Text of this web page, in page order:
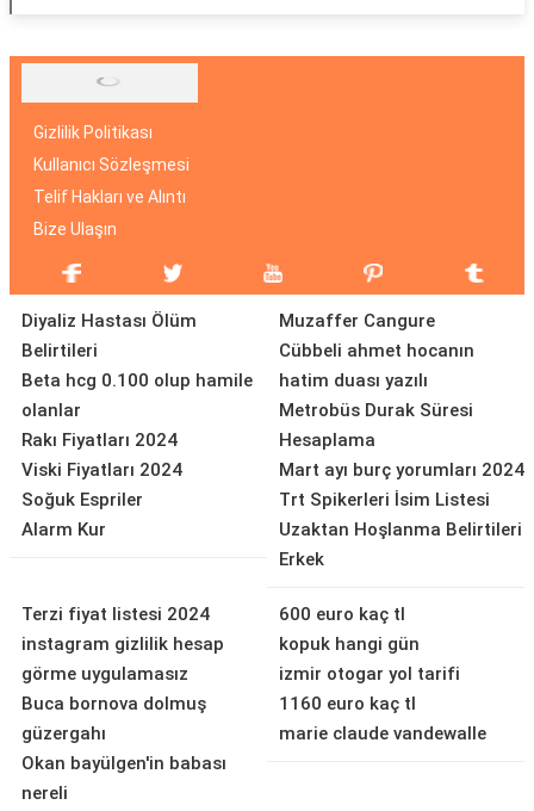
Gizlilik Politikası
Kullanıcı Sözleşmesi
Telif Hakları ve Alıntı
Bize Ulaşın
Diyaliz Hastası Ölüm
Belirtileri
Beta hcg 0.100 olup hamile
olanlar
Rakı Fiyatları 2024
Viski Fiyatları 2024
Soğuk Espriler
Alarm Kur
Muzaffer Cangure
Cübbeli ahmet hocanın
hatim duası yazılı
Metrobüs Durak Süresi
Hesaplama
Mart ayı burç yorumları 2024
Trt Spikerleri İsim Listesi
Uzaktan Hoşlanma Belirtileri
Erkek
Terzi fiyat listesi 2024
instagram gizlilik hesap
görme uygulamasız
Buca bornova dolmuş
güzergahı
Okan bayülgen'in babası
nereli
600 euro kaç tl
kopuk hangi gün
izmir otogar yol tarifi
1160 euro kaç tl
marie claude vandewalle